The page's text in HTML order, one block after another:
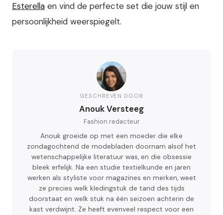
Esterella en vind de perfecte set die jouw stijl en
persoonlijkheid weerspiegelt.
GESCHREVEN DOOR
Anouk Versteeg
Fashion redacteur
Anouk groeide op met een moeder die elke
zondagochtend de modebladen doornam alsof het
wetenschappelijke literatuur was, en die obsessie
bleek erfelijk. Na een studie textielkunde en jaren
werken als styliste voor magazines en merken, weet
ze precies welk kledingstuk de tand des tijds
doorstaat en welk stuk na één seizoen achterin de
kast verdwijnt. Ze heeft evenveel respect voor een